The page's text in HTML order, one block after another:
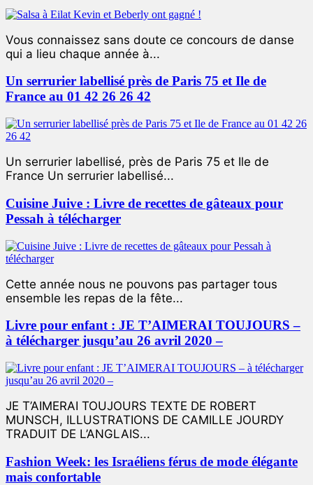
Vous connaissez sans doute ce concours de danse
qui a lieu chaque année à...
Un serrurier labellisé près de Paris 75 et Ile de
France au 01 42 26 26 42
Un serrurier labellisé, près de Paris 75 et Ile de
France Un serrurier labellisé...
Cuisine Juive : Livre de recettes de gâteaux pour
Pessah à télécharger
Cette année nous ne pouvons pas partager tous
ensemble les repas de la fête...
Livre pour enfant : JE T’AIMERAI TOUJOURS –
à télécharger jusqu’au 26 avril 2020 –
JE T’AIMERAI TOUJOURS TEXTE DE ROBERT
MUNSCH, ILLUSTRATIONS DE CAMILLE JOURDY
TRADUIT DE L’ANGLAIS...
Fashion Week: les Israéliens férus de mode élégante
mais confortable